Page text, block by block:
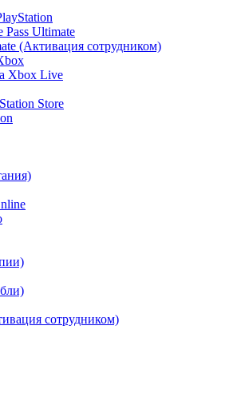
Ultimate
(Активация сотрудником)
Xbox Live
Store
сотрудником)